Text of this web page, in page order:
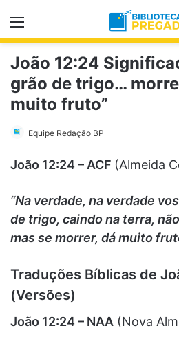
Menu
João 12:24
grão de trigo…
muito fruto”
Equipe Redação BP
João 12:24 – ACF (Almeida
“Na verdade, na verdade
de trigo, caindo na terra,
mas se morrer, dá muito
Traduções Bíblicas de
(Versões)
João 12:24 – NAA (Nova